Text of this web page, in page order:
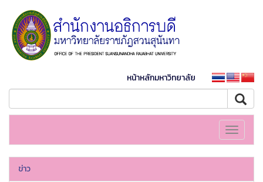
หน้าหลักมหาวิทยาลัย
Toggle
ข่าว